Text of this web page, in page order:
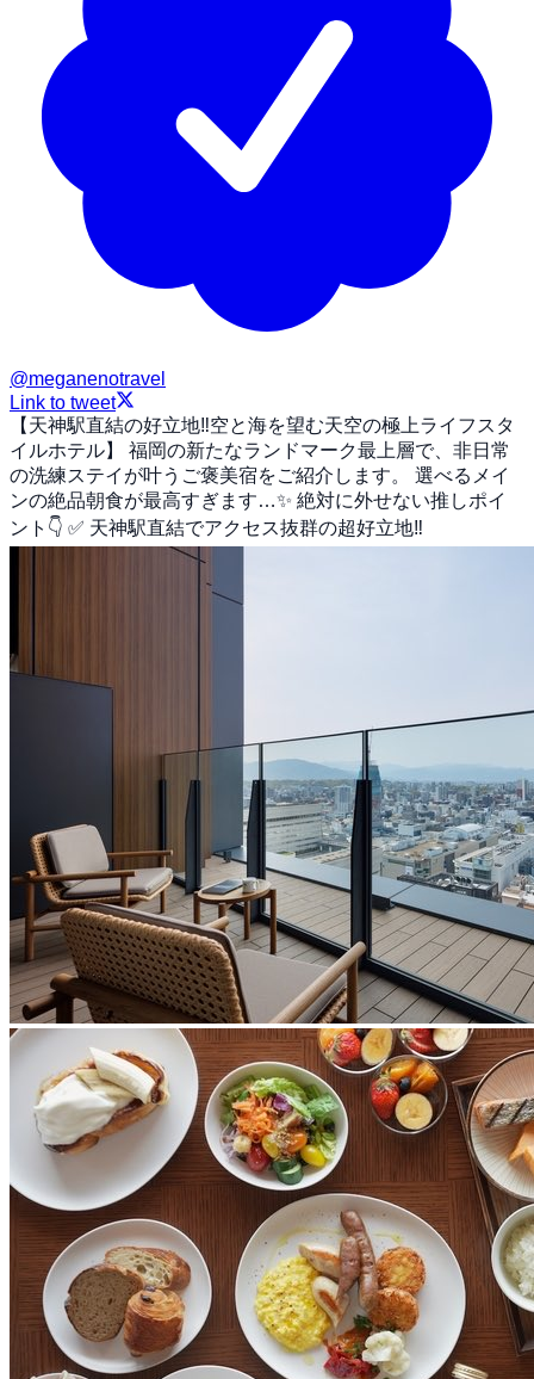
@meganenotravel
Link to tweet
【天神駅直結の好立地‼️空と海を望む天空の極上ライフスタ
イルホテル】 福岡の新たなランドマーク最上層で、非日常
の洗練ステイが叶うご褒美宿をご紹介します。 選べるメイ
ンの絶品朝食が最高すぎます…✨ 絶対に外せない推しポイ
ント👇 ✅ 天神駅直結でアクセス抜群の超好立地‼️